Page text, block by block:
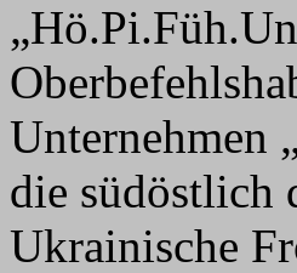
Unternehmen
die südöstlich
Ukrainische